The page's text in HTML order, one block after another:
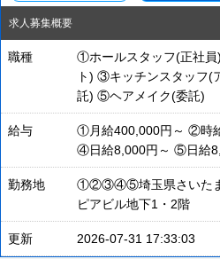
求人募集概要
職種
①ホールスタッフ(正社
ト) ③キッチンスタッフ
託) ⑤ヘアメイク(委託)
給与
①月給400,000円～ ②時
④日給8,000円～ ⑤日給
勤務地
①②③④⑤埼玉県さいたま
ピアビル地下1・2階
更新 2026-07-31 17:33:03